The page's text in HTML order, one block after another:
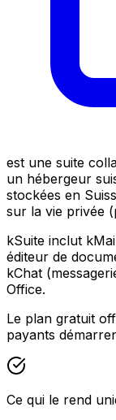
est une suite
un hébergeur
stockées en
sur la vie privée
kSuite inclut
éditeur de
kChat
Office.
Le plan gratuit
payants
Ce qui le rend